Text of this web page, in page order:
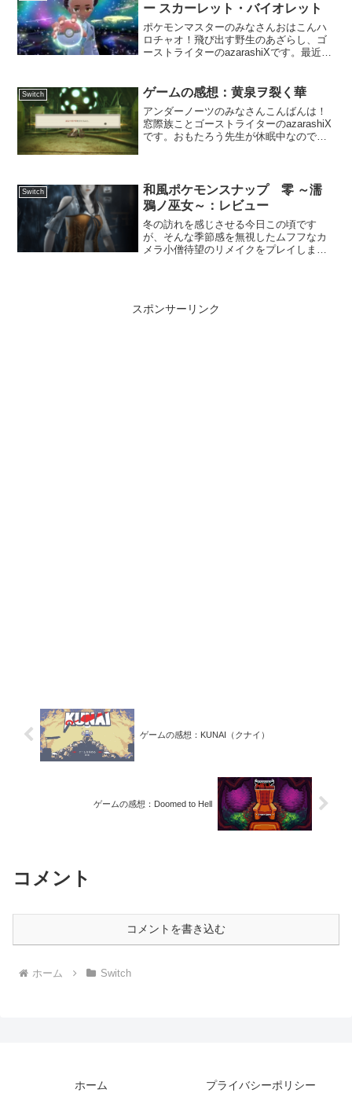
ー スカーレット・バイオレット
ポケモンマスターのみなさんおはこんハ
ロチャオ！飛び出す野生のあざらし、ゴ
ーストライターのazarashiXです。最近は
新作で遊んでいました。毎度のことなが
ら、今回もごく...
Switch ゲームの感想：黄泉ヲ裂く華
アンダーノーツのみなさんこんばんは！
窓際族ことゴーストライターのazarashiX
です。おもたろう先生が休眠中なので、
Switch
和風ポケモンスナップ 零 ～濡
鴉ノ巫女～：レビュー
冬の訪れを感じさせる今日この頃です
が、そんな季節感を無視したムフフなカ
メラ小僧待望のリメイクをプレイしまし
スポンサーリンク
ゲームの感想：KUNAI（クナイ）
ゲームの感想：Doomed to Hell
コメント
コメントを書き込む
ホーム Switch
ホーム プライバシーポリシー